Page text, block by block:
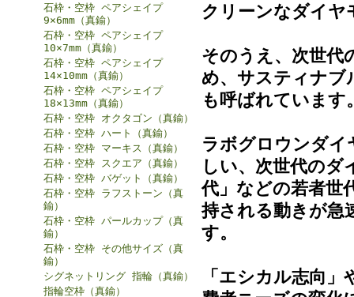
石枠・空枠 ペアシェイプ
9×6mm（真鍮）
石枠・空枠 ペアシェイプ
10×7mm（真鍮）
石枠・空枠 ペアシェイプ
14×10mm（真鍮）
石枠・空枠 ペアシェイプ
18×13mm（真鍮）
石枠・空枠 オクタゴン（真鍮）
石枠・空枠 ハート（真鍮）
石枠・空枠 マーキス（真鍮）
石枠・空枠 スクエア（真鍮）
石枠・空枠 バゲット（真鍮）
石枠・空枠 ラフストーン（真
鍮）
石枠・空枠 パールカップ（真
鍮）
石枠・空枠 その他サイズ（真
鍮）
シグネットリング 指輪（真鍮）
指輪空枠（真鍮）
クリーンなダイヤ
そのうえ、次世代
め、サスティナ
も呼ばれています
ラボグロウンダイ
しい、次世代のダ
代」などの若者世
持される動きが急
す。
「エシカル志向